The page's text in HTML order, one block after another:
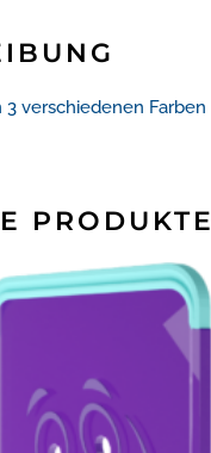
3 verschiedenen Farben
PRODUKTE